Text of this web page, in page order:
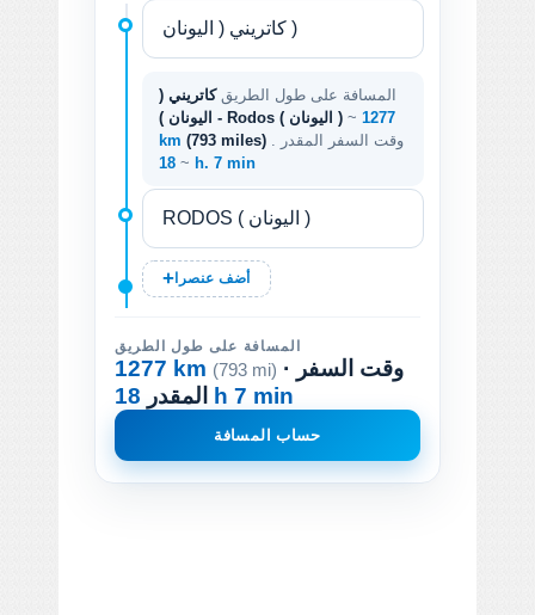
المسافة على طول الطريقكاتريني (
اليونان ) - Rodos ( اليونان ) ~ 1277
km (793 miles)
~ 18 h. 7 min
أضف عنصرا
المسافة على طول الطريق
1277 km (793 mi) · وقت السفر
المقدر 18 h 7 min
حساب المسافة